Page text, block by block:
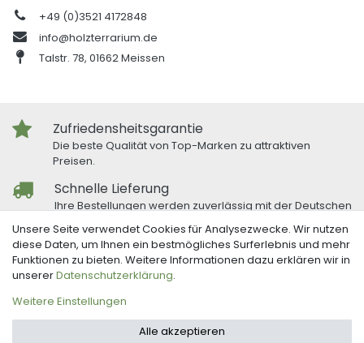
+49 (0)3521 4172848
info@holzterrarium.de
Talstr. 78, 01662 Meissen
Zufriedensheitsgarantie
Die beste Qualität von Top-Marken zu attraktiven
Preisen.
Schnelle Lieferung
Ihre Bestellungen werden zuverlässig mit der Deutschen
Freundlicher Kundenservice
Bei Fragen oder Anregungen nutzen Sie unser
Kontaktformular.
© 2026 Holzterrarium
| Design by neoprisma
Alle Preise inkl. MwSt., zzgl. Versandkosten
Unsere Seite verwendet Cookies für Analysezwecke. Wir nutzen
diese Daten, um Ihnen ein bestmögliches Surferlebnis und mehr
Funktionen zu bieten. Weitere Informationen dazu erklären wir in
unsererDaten­schutz­erklärung.
Weitere Einstellungen
Alle akzeptieren